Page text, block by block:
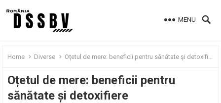
MENU
Home Diverse Oțetul de mere: beneficii pentru sănătate și detoxifiere
Oțetul de mere: beneficii pentru
sănătate și detoxifiere